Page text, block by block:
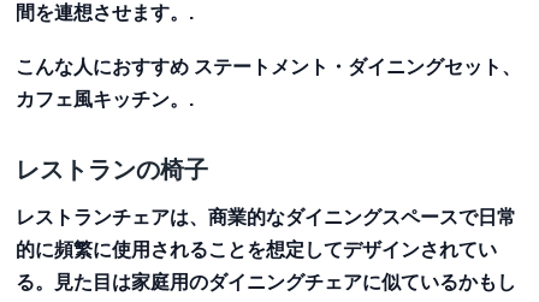
間を連想させます。.
こんな人におすすめ ステートメント・ダイニングセット、
カフェ風キッチン。.
レストランの椅子
レストランチェアは、商業的なダイニングスペースで日常
的に頻繁に使用されることを想定してデザインされてい
る。見た目は家庭用のダイニングチェアに似ているかもし